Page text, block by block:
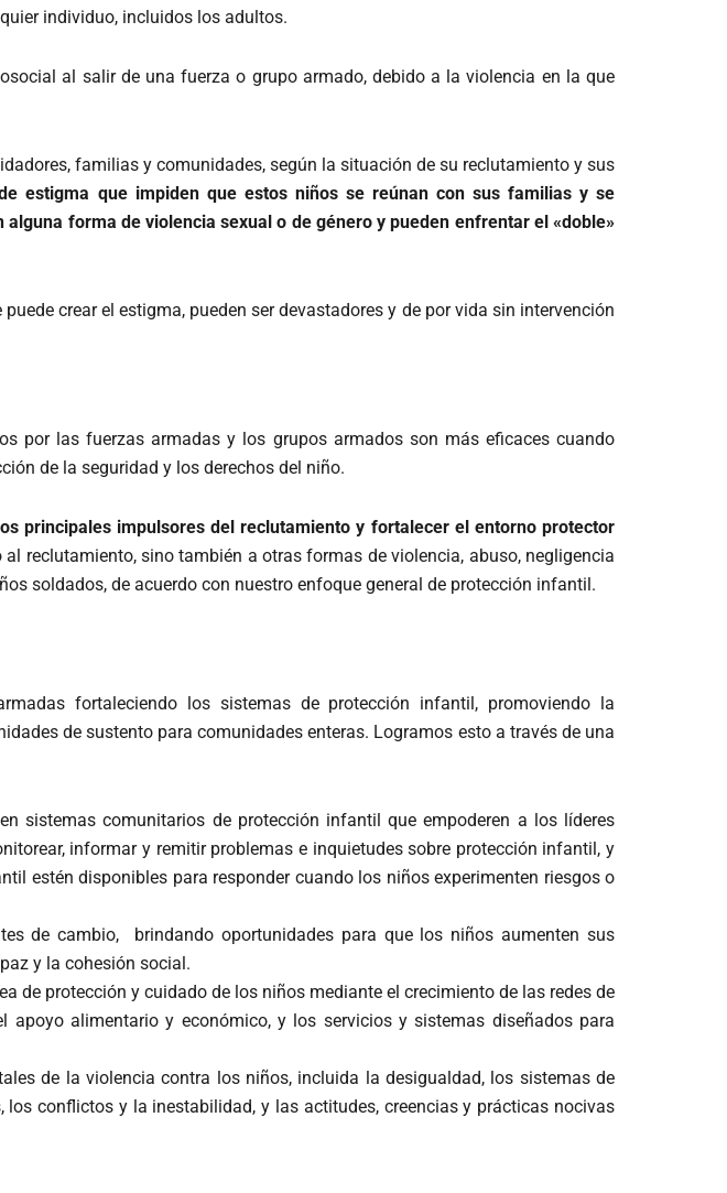
individuo, incluidos los adultos.
al salir de una fuerza o grupo armado, debido a la violencia en la que
familias y comunidades, según la situación de su reclutamiento y sus
estigma que impiden que estos niños se reúnan con sus familias y se
forma de violencia sexual o de género y pueden enfrentar el «doble»
crear el estigma, pueden ser devastadores y de por vida sin intervención
por las fuerzas armadas y los grupos armados son más eficaces cuando
de la seguridad y los derechos del niño.
principales impulsores del reclutamiento y fortalecer el entorno protector
reclutamiento, sino también a otras formas de violencia, abuso, negligencia
soldados, de acuerdo con nuestro enfoque general de protección infantil.
fortaleciendo los sistemas de protección infantil, promoviendo la
de sustento para comunidades enteras. Logramos esto a través de una
sistemas comunitarios de protección infantil que empoderen a los líderes
informar y remitir problemas e inquietudes sobre protección infantil, y
estén disponibles para responder cuando los niños experimenten riesgos o
de cambio, brindando oportunidades para que los niños aumenten sus
y la cohesión social.
de protección y cuidado de los niños mediante el crecimiento de las redes de
alimentario y económico, y los servicios y sistemas diseñados para
de la violencia contra los niños, incluida la desigualdad, los sistemas de
conflictos y la inestabilidad, y las actitudes, creencias y prácticas nocivas